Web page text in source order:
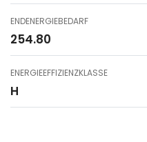
ENDENERGIEBEDARF
254.80
ENERGIEEFFIZIENZKLASSE
H